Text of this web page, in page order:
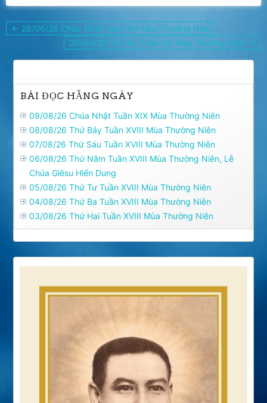
Điều
hướng
viết
← 28/06/26 Chúa Nhật Tuần XIII Mùa Thường Niên
30/06/26 Thứ Ba Tuần XIII Mùa Thường Niên →
BÀI ĐỌC HẰNG NGÀY
09/08/26 Chúa Nhật Tuần XIX Mùa Thường Niên
08/08/26 Thứ Bảy Tuần XVIII Mùa Thường Niên
07/08/26 Thứ Sáu Tuần XVIII Mùa Thường Niên
06/08/26 Thứ Năm Tuần XVIII Mùa Thường Niên, Lễ
Chúa Giêsu Hiển Dung
05/08/26 Thứ Tư Tuần XVIII Mùa Thường Niên
04/08/26 Thứ Ba Tuần XVIII Mùa Thường Niên
03/08/26 Thứ Hai Tuần XVIII Mùa Thường Niên